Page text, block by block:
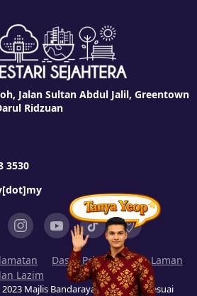
Jalan Sultan Abdul Jalil, Greentown
Ridzuan
3530
Dasar Privasi
Peta Laman
Lazim
Majlis Bandaraya Ipoh (MBI). Sesuai